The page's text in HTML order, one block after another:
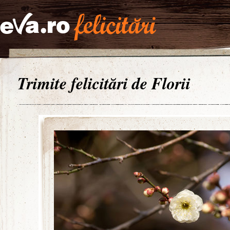
Trimite felicitări de Florii